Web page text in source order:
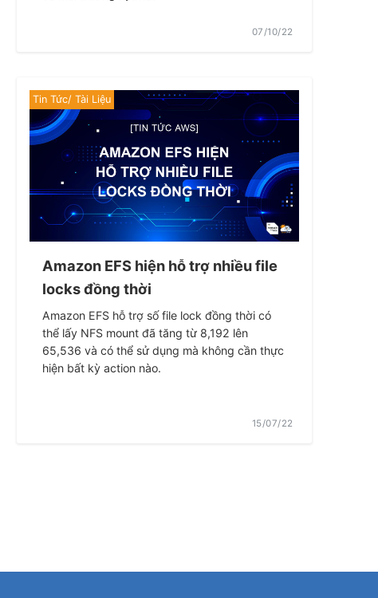
07/10/22
Tin Tức/ Tài Liệu
Amazon EFS hiện hỗ trợ nhiều file
locks đồng thời
Amazon EFS hỗ trợ số file lock đồng thời có
thể lấy NFS mount đã tăng từ 8,192 lên
65,536 và có thể sử dụng mà không cần thực
hiện bất kỳ action nào.
15/07/22